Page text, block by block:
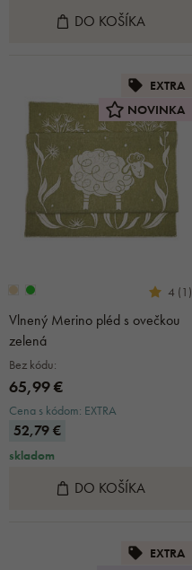
DO KOŠÍKA
EXTRA
NOVINKA
4 (1)
Vlnený Merino pléd s ovečkou
zelená
Bez kódu:
65,99 €
Cena s kódom: EXTRA
52,79 €
skladom
DO KOŠÍKA
EXTRA